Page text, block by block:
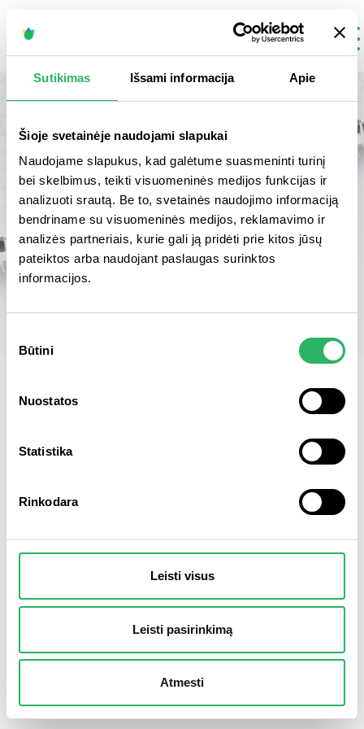
Sutikimas Išsami informacija Apie
Šioje svetainėje naudojami slapukai
Naudojame slapukus, kad galėtume suasmeninti turinį
bei skelbimus, teikti visuomeninės medijos funkcijas ir
analizuoti srautą. Be to, svetainės naudojimo informaciją
bendriname su visuomeninės medijos, reklamavimo ir
analizės partneriais, kurie gali ją pridėti prie kitos jūsų
pateiktos arba naudojant paslaugas surinktos
informacijos.
pasirinkimas
Būtini
Nuostatos
Statistika
Rinkodara
Leisti visus
Leisti pasirinkimą
Atmesti
LT
Laisvės pr. 10, LT-04215 Vilnius
Tel. 0 650 04949
El. paštasinfo@vasa.lt
© 2019 vasa.lt. Visos teisės saugomos